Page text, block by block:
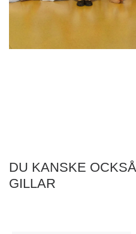
DU KANSKE OCKSÅ
GILLAR